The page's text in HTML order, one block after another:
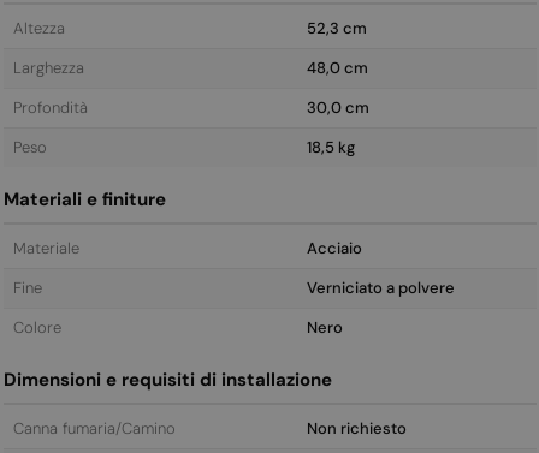
Altezza
52,3 cm
Larghezza
48,0 cm
Profondità
30,0 cm
Peso
18,5 kg
Materiali e finiture
Materiale
Acciaio
Fine
Verniciato a polvere
Colore
Nero
Dimensioni e requisiti di installazione
Canna fumaria/Camino
Non richiesto